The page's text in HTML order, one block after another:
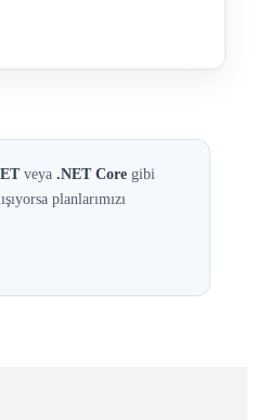
veya .NET Core gibi
planlarımızı